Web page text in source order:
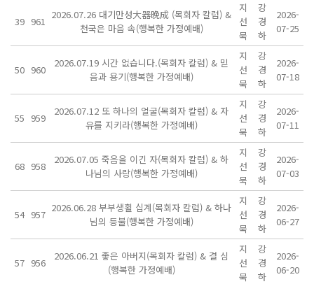
39 961
2026.07.26 대기만성大器晩成 (목회자 칼럼) &
천국은 마음 속(행복한 가정예배)
지
선
묵
강
경
하
2026-
07-25
50 960
2026.07.19 시간 없습니다.(목회자 칼럼) & 믿
음과 용기(행복한 가정예배)
지
선
묵
강
경
하
2026-
07-18
55 959
2026.07.12 또 하나의 얼굴(목회자 칼럼) & 자
유를 지키라(행복한 가정예배)
지
선
묵
강
경
하
2026-
07-11
68 958
2026.07.05 죽음을 이긴 자(목회자 칼럼) & 하
나님의 사랑(행복한 가정예배)
지
선
묵
강
경
하
2026-
07-03
54 957
2026.06.28 부부생횔 십계(목회자 칼럼) & 하나
님의 등불(행복한 가정예배)
지
선
묵
강
경
하
2026-
06-27
57 956
2026.06.21 좋은 아버지(목회자 칼럼) & 결 심
(행복한 가정예배)
지
선
묵
강
경
하
2026-
06-20